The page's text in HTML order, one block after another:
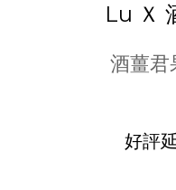
Lu Ｘ
酒薑君
好評